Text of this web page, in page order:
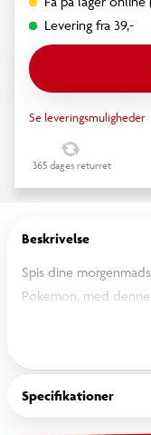
Levering fra 39,-
Se leveringsmuligheder
365 dages returret
Beskrivelse
Spis dine
Pokemon, med
Skål i stentøj af høj
Højkvalitets
Tåler mikrobølgeovn.
Specifikationer